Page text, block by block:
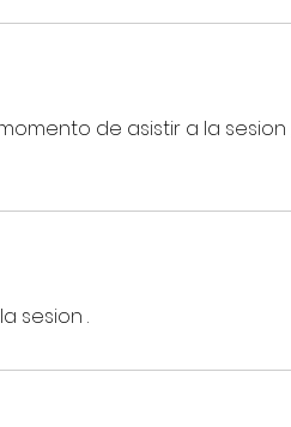
de asistir a la
sesion .